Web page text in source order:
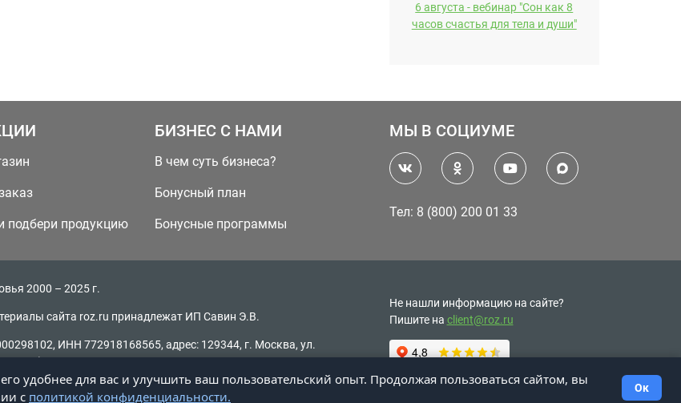
6 августа - вебинар "Сон как 8
часов счастья для тела и души"
подбери продукцию
БИЗНЕС С НАМИ
В чем суть бизнеса?
Бонусный план
Бонусные программы
МЫ В СОЦИУМЕ
Тел: 8 (800) 200 01 33
2000 – 2025 г.
сайта roz.ru принадлежат ИП Савин Э.В.
ИНН 772918168565, адрес: 129344, г. Москва, ул.
стр. 2)
без активной ссылки на источник запрещено
Не нашли информацию на сайте?
Пишите на client@roz.ru
удобнее для вас и улучшить ваш пользовательский опыт. Продолжая пользоваться сайтом, вы
с политикой конфиденциальности.
Ок